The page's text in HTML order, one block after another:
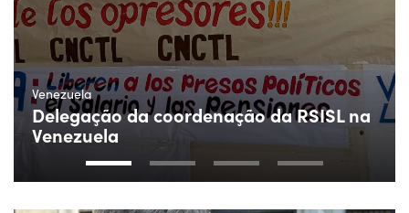
Venezuela
Delegação da coordenação da RSISL na
Venezuela
1 2 3